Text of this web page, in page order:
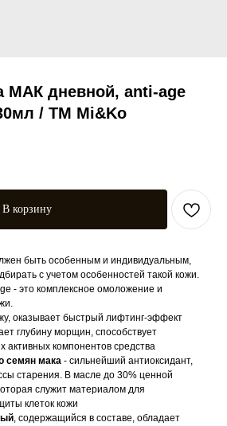
МАК дневной, anti-age
/ ТМ Mi&Ko
В корзину
быть особенным и индивидуальным,
с учетом особенностей такой кожи.
- это комплексное омоложение и
оказывает быстрый лифтинг-эффект
глубину морщин, способствует
активных компонентов средства
семян мака - сильнейший антиоксидант,
старения. В масле до 30% ценной
служит материалом для
клеток кожи
, содержащийся в составе, обладает